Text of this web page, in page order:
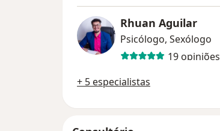
Rhuan Aguilar
Psicólogo, Sexólogo
19 opiniões
+ 5 especialistas